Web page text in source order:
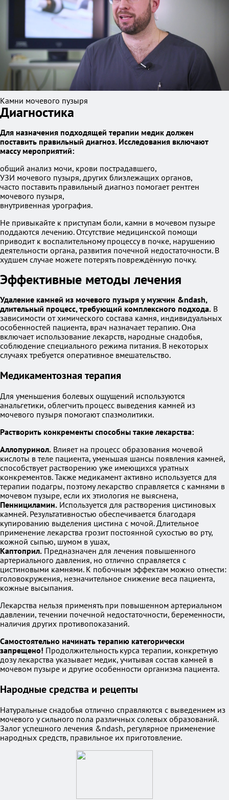
Камни мочевого пузыря
Диагностика
Для назначения подходящей терапии медик должен
поставить правильный диагноз. Исследования включают
массу мероприятий:
общий анализ мочи, крови пострадавшего,
УЗИ мочевого пузыря, других близлежащих органов,
часто поставить правильный диагноз помогает рентген
мочевого пузыря,
внутривенная урография.
Не привыкайте к приступам боли, камни в мочевом пузыре
поддаются лечению. Отсутствие медицинской помощи
приводит к воспалительному процессу в почке, нарушению
деятельности органа, развития почечной недостаточности. В
худшем случае можете потерять повреждённую почку.
Эффективные методы лечения
Удаление камней из мочевого пузыря у мужчин &ndash,
длительный процесс, требующий комплексного подхода. В
зависимости от химического состава камня, индивидуальных
особенностей пациента, врач назначает терапию. Она
включает использование лекарств, народные снадобья,
соблюдение специального режима питания. В некоторых
случаях требуется оперативное вмешательство.
Медикаментозная терапия
Для уменьшения болевых ощущений используются
анальгетики, облегчить процесс выведения камней из
мочевого пузыря помогают спазмолитики.
Растворить конкременты способны такие лекарства:
Аллопуринол. Влияет на процесс образования мочевой
кислоты в теле пациента, уменьшая шансы появления камней,
способствует растворению уже имеющихся уратных
конкрементов. Также медикамент активно используется для
терапии подагры, поэтому лекарство справляется с камнями в
мочевом пузыре, если их этиология не выяснена,
Пеннициламин. Используется для растворения цистиновых
камней. Результативностью обеспечивается благодаря
купированию выделения цистина с мочой. Длительное
применение лекарства грозит постоянной сухостью во рту,
кожной сыпью, шумом в ушах,
Каптоприл. Предназначен для лечения повышенного
артериального давления, но отлично справляется с
цистиновыми камнями. К побочным эффектам можно отнести:
головокружения, незначительное снижение веса пациента,
кожные высыпания.
Лекарства нельзя применять при повышенном артериальном
давлении, течении почечной недостаточности, беременности,
наличия других противопоказаний.
Самостоятельно начинать терапию категорически
запрещено! Продолжительность курса терапии, конкретную
дозу лекарства указывает медик, учитывая состав камней в
мочевом пузыре и другие особенности организма пациента.
Народные средства и рецепты
Натуральные снадобья отлично справляются с выведением из
мочевого у сильного пола различных солевых образований.
Залог успешного лечения &ndash, регулярное применение
народных средств, правильное их приготовление.